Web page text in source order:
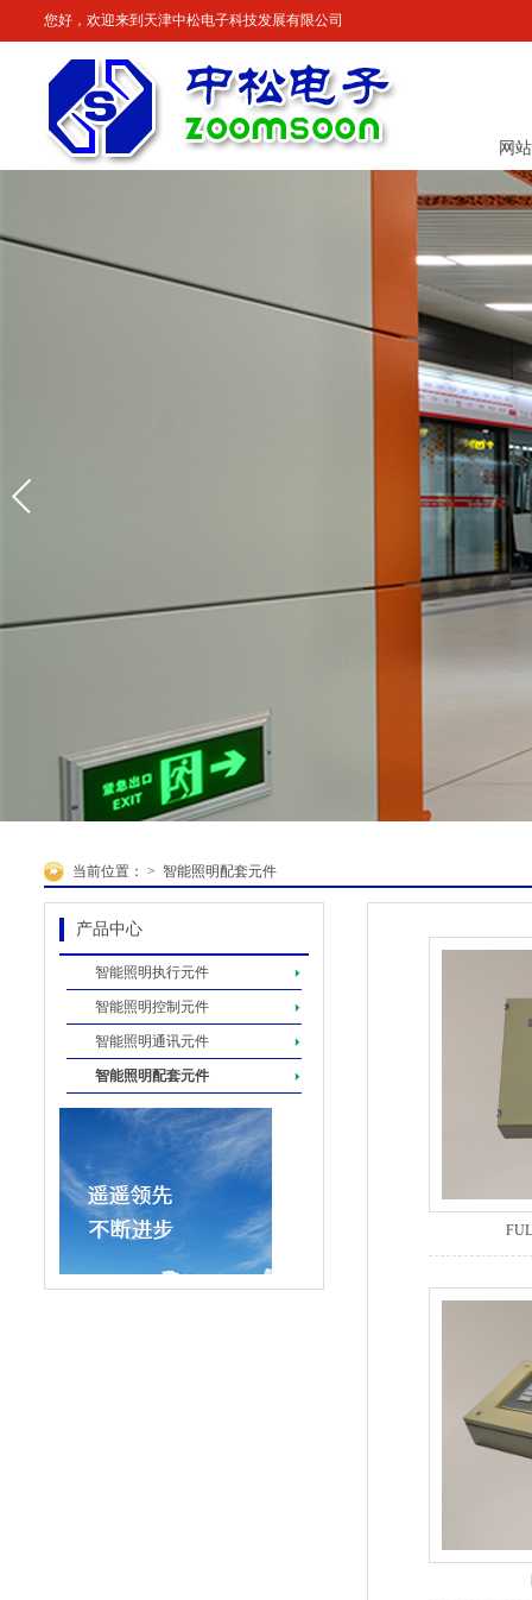
您好，欢迎来到天津中松电子科技发展有限公司
网
当前位置： > 智能照明配套元件
产品中心
智能照明执行元件
智能照明控制元件
智能照明通讯元件
智能照明配套元件